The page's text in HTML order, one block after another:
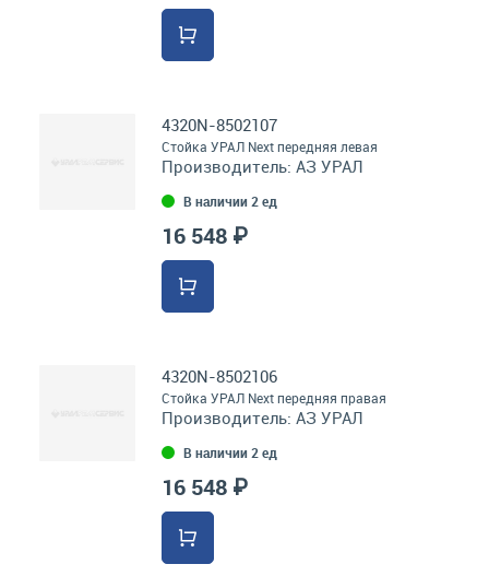
4320N-8502107
Стойка УРАЛ Next передняя левая
Производитель: АЗ УРАЛ
В наличии 2 ед
16 548 ₽
4320N-8502106
Стойка УРАЛ Next передняя правая
Производитель: АЗ УРАЛ
В наличии 2 ед
16 548 ₽